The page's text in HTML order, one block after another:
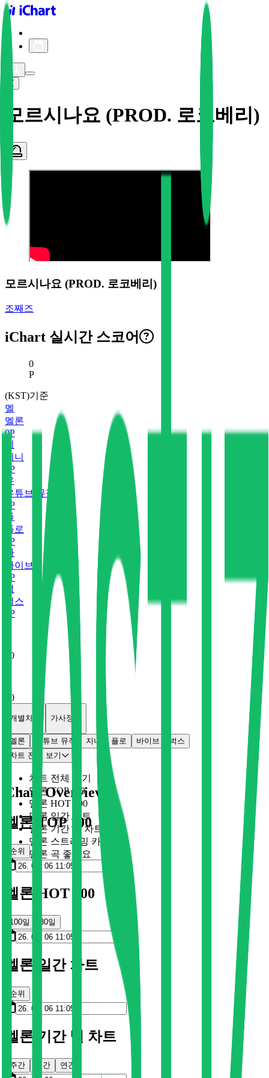
iChart logo
모르시나요 (PROD. 로코베리)
모르시나요 (PROD. 로코베리)
조째즈
iChart 실시간 스코어
현재 스코어
0
P
(KST)기준
멜
멜론
0P
지니
P
유
유튜브 뮤직
P
플
플로
P
바
바이브
P
벅
벅스
P
0
0
개별차트 가사정보
멜론 유튜브 뮤직 지니 플로 바이브
벅스
차트 전체 보기
차트 전체 보기
멜론 TOP 100
멜론 HOT 100
멜론 일간 차트
멜론 기간 별 차트
멜론 스트리밍 카드
멜론 곡 좋아요
Chart Overview
멜론 TOP 100
순위
멜론 HOT 100
100일 30일
멜론 일간 차트
순위
멜론 기간 별 차트
주간 월간 연간